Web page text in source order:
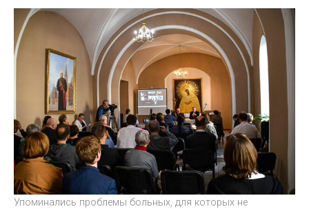
Упоминались проблемы больных, для которых не